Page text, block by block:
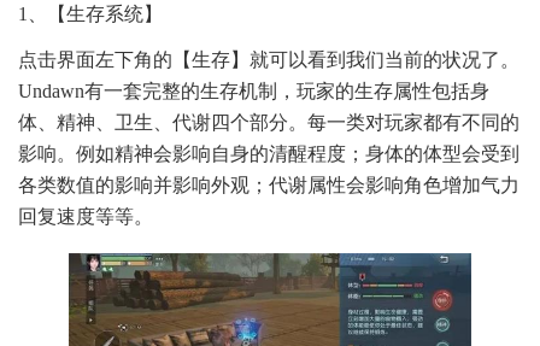
1、【生存系统】
点击界面左下角的【生存】就可以看到我们当前的状况了。
Undawn有一套完整的生存机制，玩家的生存属性包括身
体、精神、卫生、代谢四个部分。每一类对玩家都有不同的
影响。例如精神会影响自身的清醒程度；身体的体型会受到
各类数值的影响并影响外观；代谢属性会影响角色增加气力
回复速度等等。